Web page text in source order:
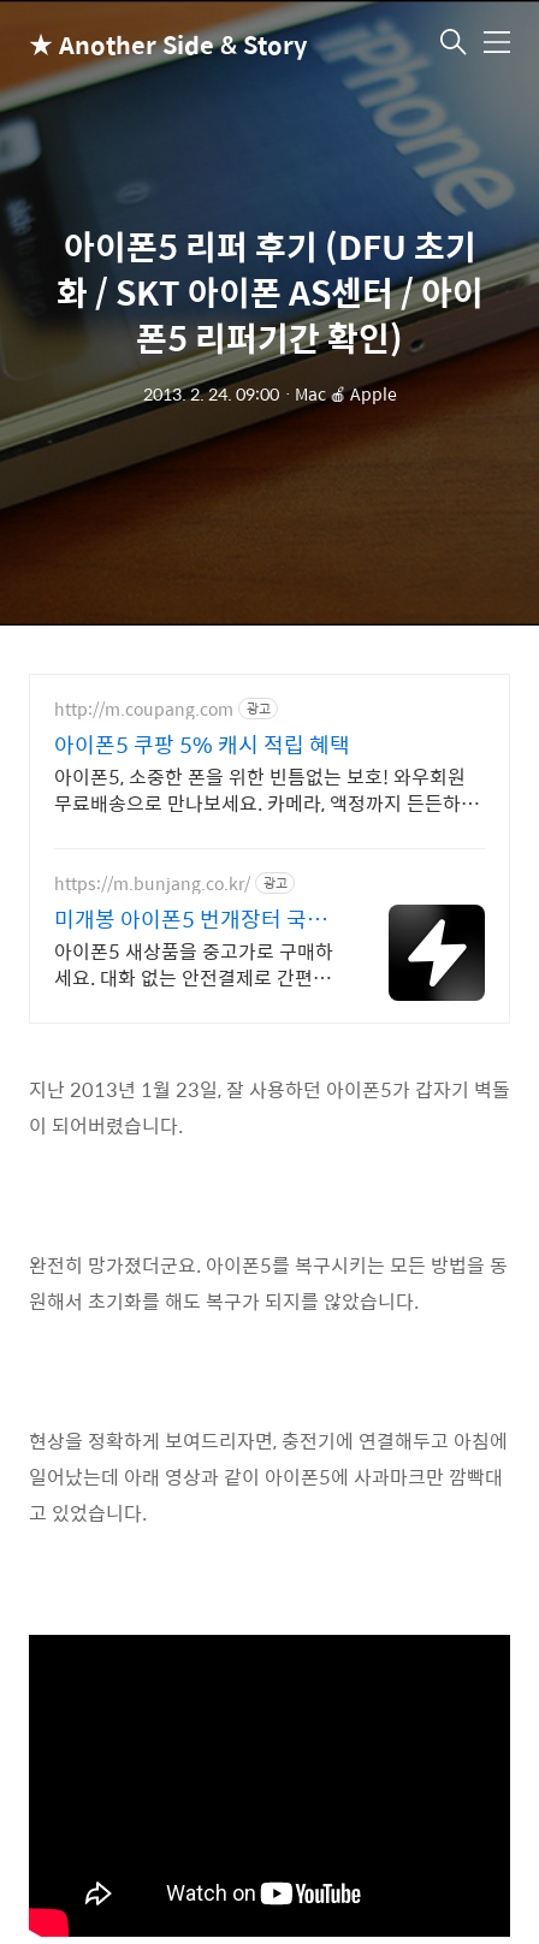
★ Another Side & Story 메
아이폰5 리퍼 후기 (DFU 초기
화 / SKT 아이폰 AS센터 / 아이
폰5 리퍼기간 확인)
2013. 2. 24. 09:00ㆍ Mac 🍎 Apple
http://m.coupang.com 광고
아이폰5 쿠팡 5% 캐시 적립 혜택
아이폰5, 소중한 폰을 위한 빈틈없는 보호! 와우회원
무료배송으로 만나보세요. 카메라, 액정까지 든든하게
https://m.bunjang.co.kr/ 광고
미개봉 아이폰5 번개장터 국내
최대 브랜드 중고거래
아이폰5 새상품을 중고가로 구매하
세요. 대화 없는 안전결제로 간편하
지난 2013년 1월 23일, 잘 사용하던 아이폰5가 갑자기 벽돌
이 되어버렸습니다.
완전히 망가졌더군요. 아이폰5를 복구시키는 모든 방법을 동
원해서 초기화를 해도 복구가 되지를 않았습니다.
현상을 정확하게 보여드리자면, 충전기에 연결해두고 아침에
일어났는데 아래 영상과 같이 아이폰5에 사과마크만 깜빡대
고 있었습니다.